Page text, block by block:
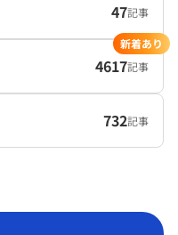
47記事
4617記事
新着あり
732記事